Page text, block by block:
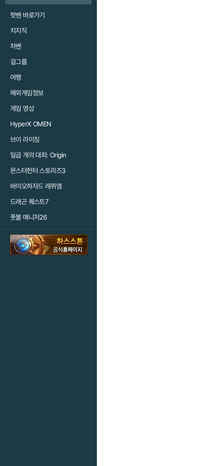
팟벤 바로가기
치지직
차벤
걸그룹
여행
해외게임정보
게임 영상
HyperX OMEN
브이 라이징
일곱 개의 대죄: Origin
몬스터헌터 스토리즈3
바이오하자드 레퀴엠
드래곤 퀘스트7
풋볼 매니저26